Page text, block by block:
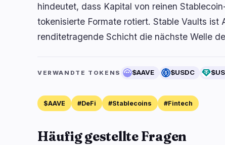
hindeutet, dass Kapital von reinen
tokenisierte Formate rotiert. Stable Vaults ist
renditetragende Schicht die nächste Welle
VERWANDTE TOKENS $AAVE $USDC
$AAVE #DeFi #Stablecoins #Fintech
Häufig gestellte Fragen